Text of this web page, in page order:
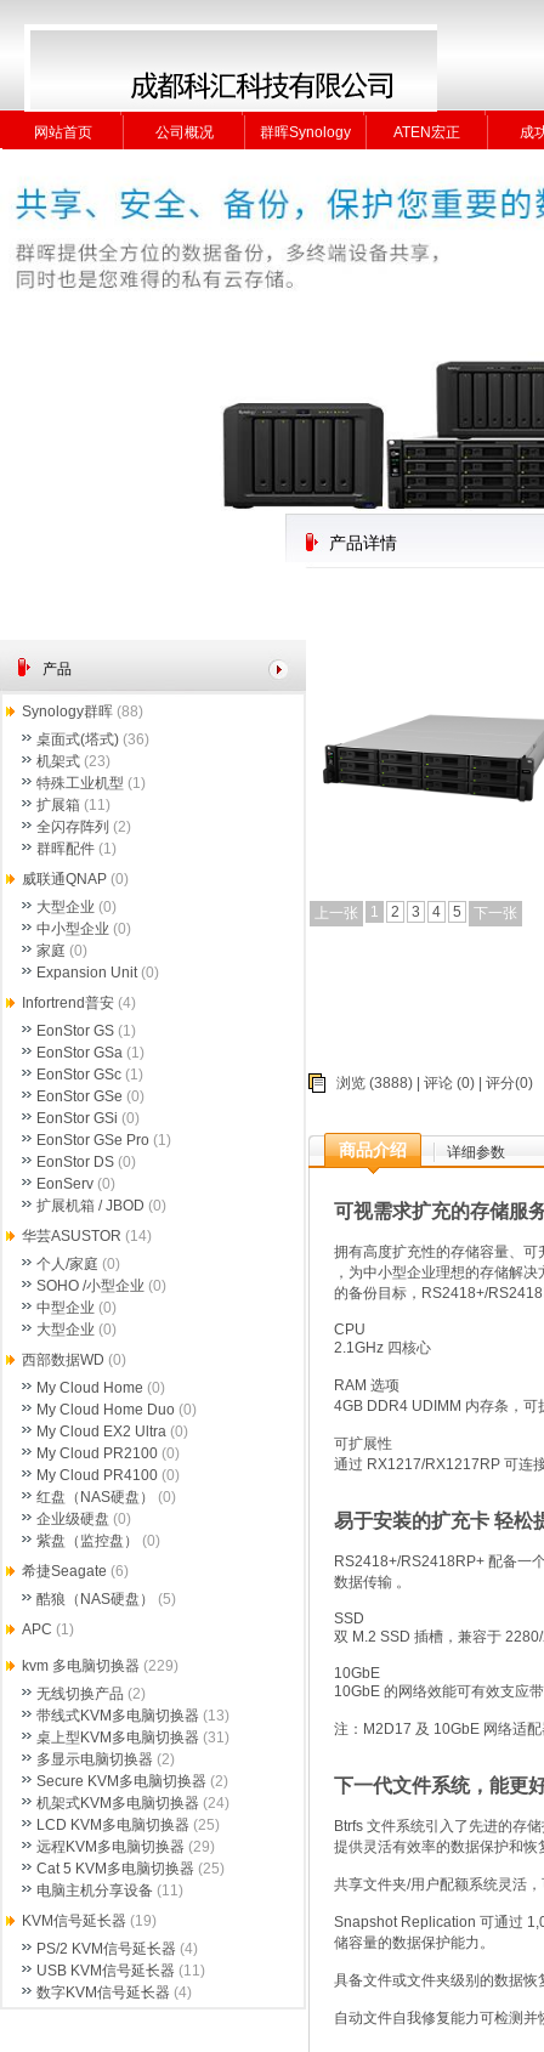
网站首页 公司概况 群晖Synology ATEN宏正 成
网站首页 公司概况 群晖Synology ATEN宏正 成
产品详情
上一张 1 2 3 4 5 下一张
浏览 (3888) | 评论 (0) | 评分(0)
商品介绍 详细参数
可视需求扩充的存储服
拥有高度扩充性的存储容量、
，为中小型企业理想的存储解
的备份目标，RS2418+/
CPU
2.1GHz 四核心
RAM 选项
4GB DDR4 UDIMM 内存条，可
可扩展性
通过 RX1217/RX1217RP 可连
易于安装的扩充卡 轻松
RS2418+/RS2418RP+ 配备一
数据传输 。
SSD
双 M.2 SSD 插槽，兼容于
10GbE
10GbE 的网络效能可有效支应
注：M2D17 及 10GbE 网络适
下一代文件系统，能更
Btrfs 文件系统引入了先进的存
提供灵活有效率的数据保护和恢
共享文件夹/用户配额系统灵活
Snapshot Replication 可通过
储容量的数据保护能力。
具备文件或文件夹级别的数据
自动文件自我修复能力可检测
产品
Synology群晖 (88)
桌面式(塔式) (36)
机架式 (23)
特殊工业机型 (1)
扩展箱 (11)
全闪存阵列 (2)
群晖配件 (1)
威联通QNAP (0)
大型企业 (0)
中小型企业 (0)
家庭 (0)
Expansion Unit(0)
Infortrend普安 (4)
EonStor GS (1)
EonStor GSa (1)
EonStor GSc (1)
EonStor GSe (0)
EonStor GSi (0)
EonStor GSe Pro (1)
EonStor DS (0)
EonServ (0)
扩展机箱 / JBOD (0)
华芸ASUSTOR (14)
个人/家庭 (0)
SOHO /小型企业 (0)
中型企业 (0)
大型企业 (0)
西部数据WD (0)
My Cloud Home (0)
My Cloud Home Duo (0)
My Cloud EX2 Ultra (0)
My Cloud PR2100 (0)
My Cloud PR4100 (0)
红盘（NAS硬盘）
(0)
企业级硬盘 (0)
紫盘（监控盘）
(0)
希捷Seagate (6)
酷狼（NAS硬盘）
(5)
APC (1)
kvm 多电脑切换器 (229)
无线切换产品 (2)
带线式KVM多电脑切换器 (13)
桌上型KVM多电脑切换器 (31)
多显示电脑切换器 (2)
Secure KVM多电脑切换器 (2)
机架式KVM多电脑切换器 (24)
LCD KVM多电脑切换器 (25)
远程KVM多电脑切换器 (29)
Cat 5 KVM多电脑切换器 (25)
电脑主机分享设备 (11)
KVM信号延长器 (19)
PS/2 KVM信号延长器 (4)
USB KVM信号延长器 (11)
数字KVM信号延长器 (4)